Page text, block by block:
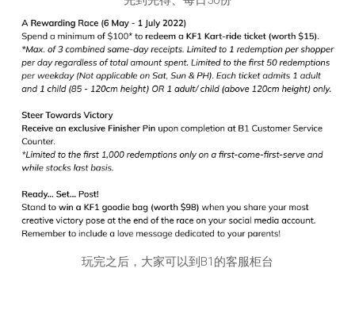
玩完之后，大家可以到B1的客服柜台